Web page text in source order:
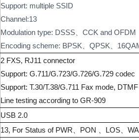
Support: multiple SSID
Channel:13
Modulation type: DSSS、CCK and OFDM
Encoding scheme: BPSK、QPSK、
2 FXS, RJ11 connector
Support: G.711/G.723/G.726/G.729 codec
Support: T.30/T.38/G.711 Fax mode,
Line testing according to GR-909
USB 2.0
13, For Status of PWR、PON 、LOS、